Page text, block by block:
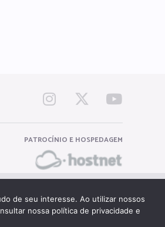
PATROCÍNIO E HOSPEDAGEM
de seu interesse. Ao utilizar nossos
nossa política de privacidade e